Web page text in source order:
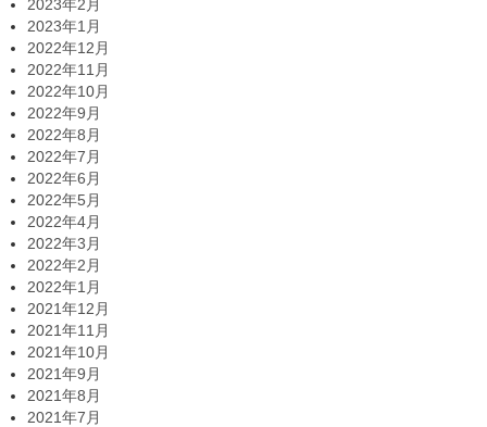
2023年2月
2023年1月
2022年12月
2022年11月
2022年10月
2022年9月
2022年8月
2022年7月
2022年6月
2022年5月
2022年4月
2022年3月
2022年2月
2022年1月
2021年12月
2021年11月
2021年10月
2021年9月
2021年8月
2021年7月